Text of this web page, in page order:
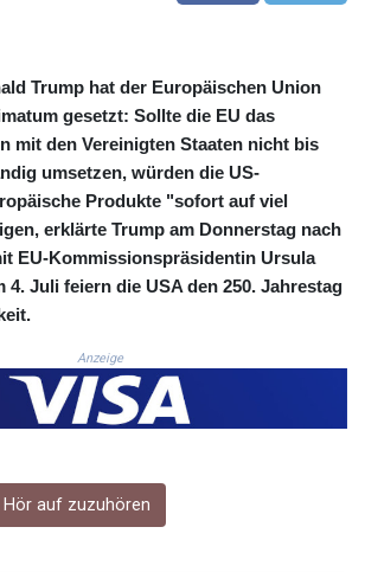
CVE 110.797088
CZK 24.246042
DJF 204.79359
DKK 7.476071
DOP 67.179284
DZD 153.12335
EGP 57.264041
ERN 17.285099
FKP 0.85598
GBP 0.856476
GEL 3.013365
GIP 0.85598
GMD 85.273513
Trump hat der Europäischen Union
gesetzt: Sollte die EU das
mit den Vereinigten Staaten nicht bis
umsetzen, würden die US-
Produkte "sofort auf viel
erklärte Trump am Donnerstag nach
EU-Kommissionspräsidentin Ursula
4. Juli feiern die USA den 250. Jahrestag
Anzeige
Hör auf zuzuhören